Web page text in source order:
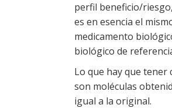
perfil beneficio/
es en esencia el
medicamento
biológico de
Lo que hay que tener
son moléculas
igual a la original.